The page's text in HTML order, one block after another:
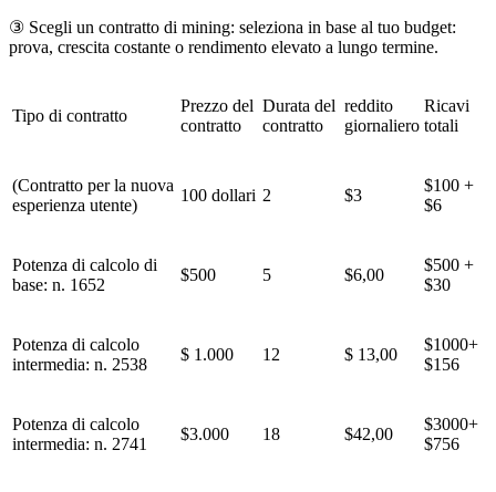
③ Scegli un contratto di mining: seleziona in base al tuo budget:
prova, crescita costante o rendimento elevato a lungo termine.
Tipo di contratto
Prezzo del
contratto
Durata del
contratto
reddito
giornaliero
Ricavi
totali
(Contratto per la nuova
esperienza utente)
100 dollari 2 $3
$100 +
$6
Potenza di calcolo di
base: n. 1652
$500 5 $6,00
$500 +
$30
Potenza di calcolo
intermedia: n. 2538
$ 1.000 12 $ 13,00
$1000+
$156
Potenza di calcolo
intermedia: n. 2741
$3.000 18 $42,00
$3000+
$756